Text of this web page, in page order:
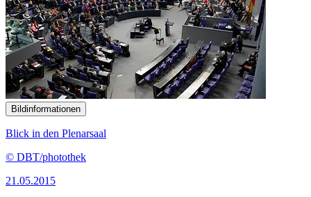
Bildinformationen
Blick in den Plenarsaal
© DBT/photothek
21.05.2015